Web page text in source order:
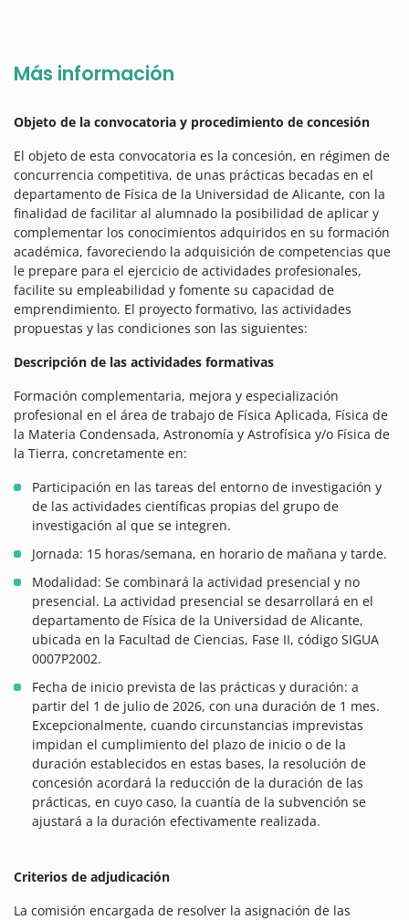
Más información
Objeto de la convocatoria y procedimiento de concesión
El objeto de esta convocatoria es la concesión, en régimen de
concurrencia competitiva, de unas prácticas becadas en el
departamento de Física de la Universidad de Alicante, con la
finalidad de facilitar al alumnado la posibilidad de aplicar y
complementar los conocimientos adquiridos en su formación
académica, favoreciendo la adquisición de competencias que
le prepare para el ejercicio de actividades profesionales,
facilite su empleabilidad y fomente su capacidad de
emprendimiento. El proyecto formativo, las actividades
propuestas y las condiciones son las siguientes:
Descripción de las actividades formativas
Formación complementaria, mejora y especialización
profesional en el área de trabajo de Física Aplicada, Física de
la Materia Condensada, Astronomía y Astrofísica y/o Física de
la Tierra, concretamente en:
Participación en las tareas del entorno de investigación y
de las actividades científicas propias del grupo de
investigación al que se integren.
Jornada: 15 horas/semana, en horario de mañana y tarde.
Modalidad: Se combinará la actividad presencial y no
presencial. La actividad presencial se desarrollará en el
departamento de Física de la Universidad de Alicante,
ubicada en la Facultad de Ciencias, Fase II, código SIGUA
0007P2002.
Fecha de inicio prevista de las prácticas y duración: a
partir del 1 de julio de 2026, con una duración de 1 mes.
Excepcionalmente, cuando circunstancias imprevistas
impidan el cumplimiento del plazo de inicio o de la
duración establecidos en estas bases, la resolución de
concesión acordará la reducción de la duración de las
prácticas, en cuyo caso, la cuantía de la subvención se
ajustará a la duración efectivamente realizada.
Criterios de adjudicación
La comisión encargada de resolver la asignación de las